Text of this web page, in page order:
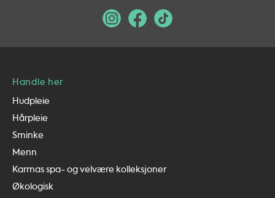
Handle her
Hudpleie
Hårpleie
Sminke
Menn
Karmas spa- og velvære kolleksjoner
Økologisk